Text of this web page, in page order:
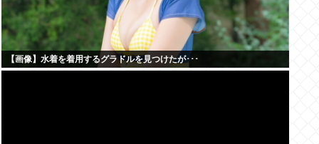
【画像】水着を着用するグラドルを見つけたが･･･